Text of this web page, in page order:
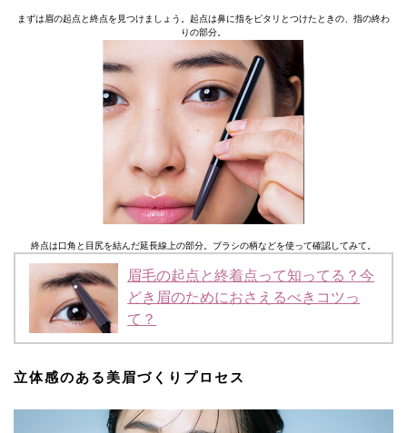
まずは眉の起点と終点を見つけましょう。起点は鼻に指をピタリとつけたときの、指の終わ
りの部分。
終点は口角と目尻を結んだ延長線上の部分。ブラシの柄などを使って確認してみて。
眉毛の起点と終着点って知ってる？今
どき眉のためにおさえるべきコツっ
て？
立体感のある美眉づくりプロセス